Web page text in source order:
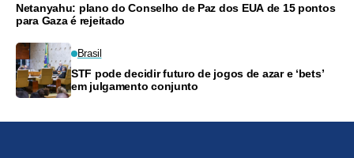
Netanyahu: plano do Conselho de Paz dos EUA de 15 pontos
para Gaza é rejeitado
Brasil
STF pode decidir futuro de jogos de azar e ‘bets’
em julgamento conjunto